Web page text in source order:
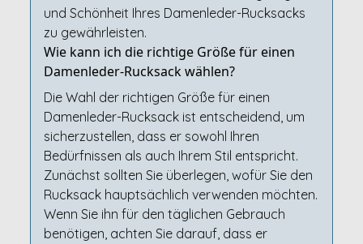
und Schönheit Ihres Damenleder-Rucksacks
zu gewährleisten.
Wie kann ich die richtige Größe für einen
Damenleder-Rucksack wählen?
Die Wahl der richtigen Größe für einen
Damenleder-Rucksack ist entscheidend, um
sicherzustellen, dass er sowohl Ihren
Bedürfnissen als auch Ihrem Stil entspricht.
Zunächst sollten Sie überlegen, wofür Sie den
Rucksack hauptsächlich verwenden möchten.
Wenn Sie ihn für den täglichen Gebrauch
benötigen, achten Sie darauf, dass er